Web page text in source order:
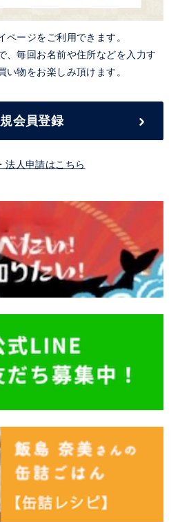
ージをご利用できます。
、毎回お名前や住所などを入力す
い物をお楽しみ頂けます。
会員登録
法人申請はこちら